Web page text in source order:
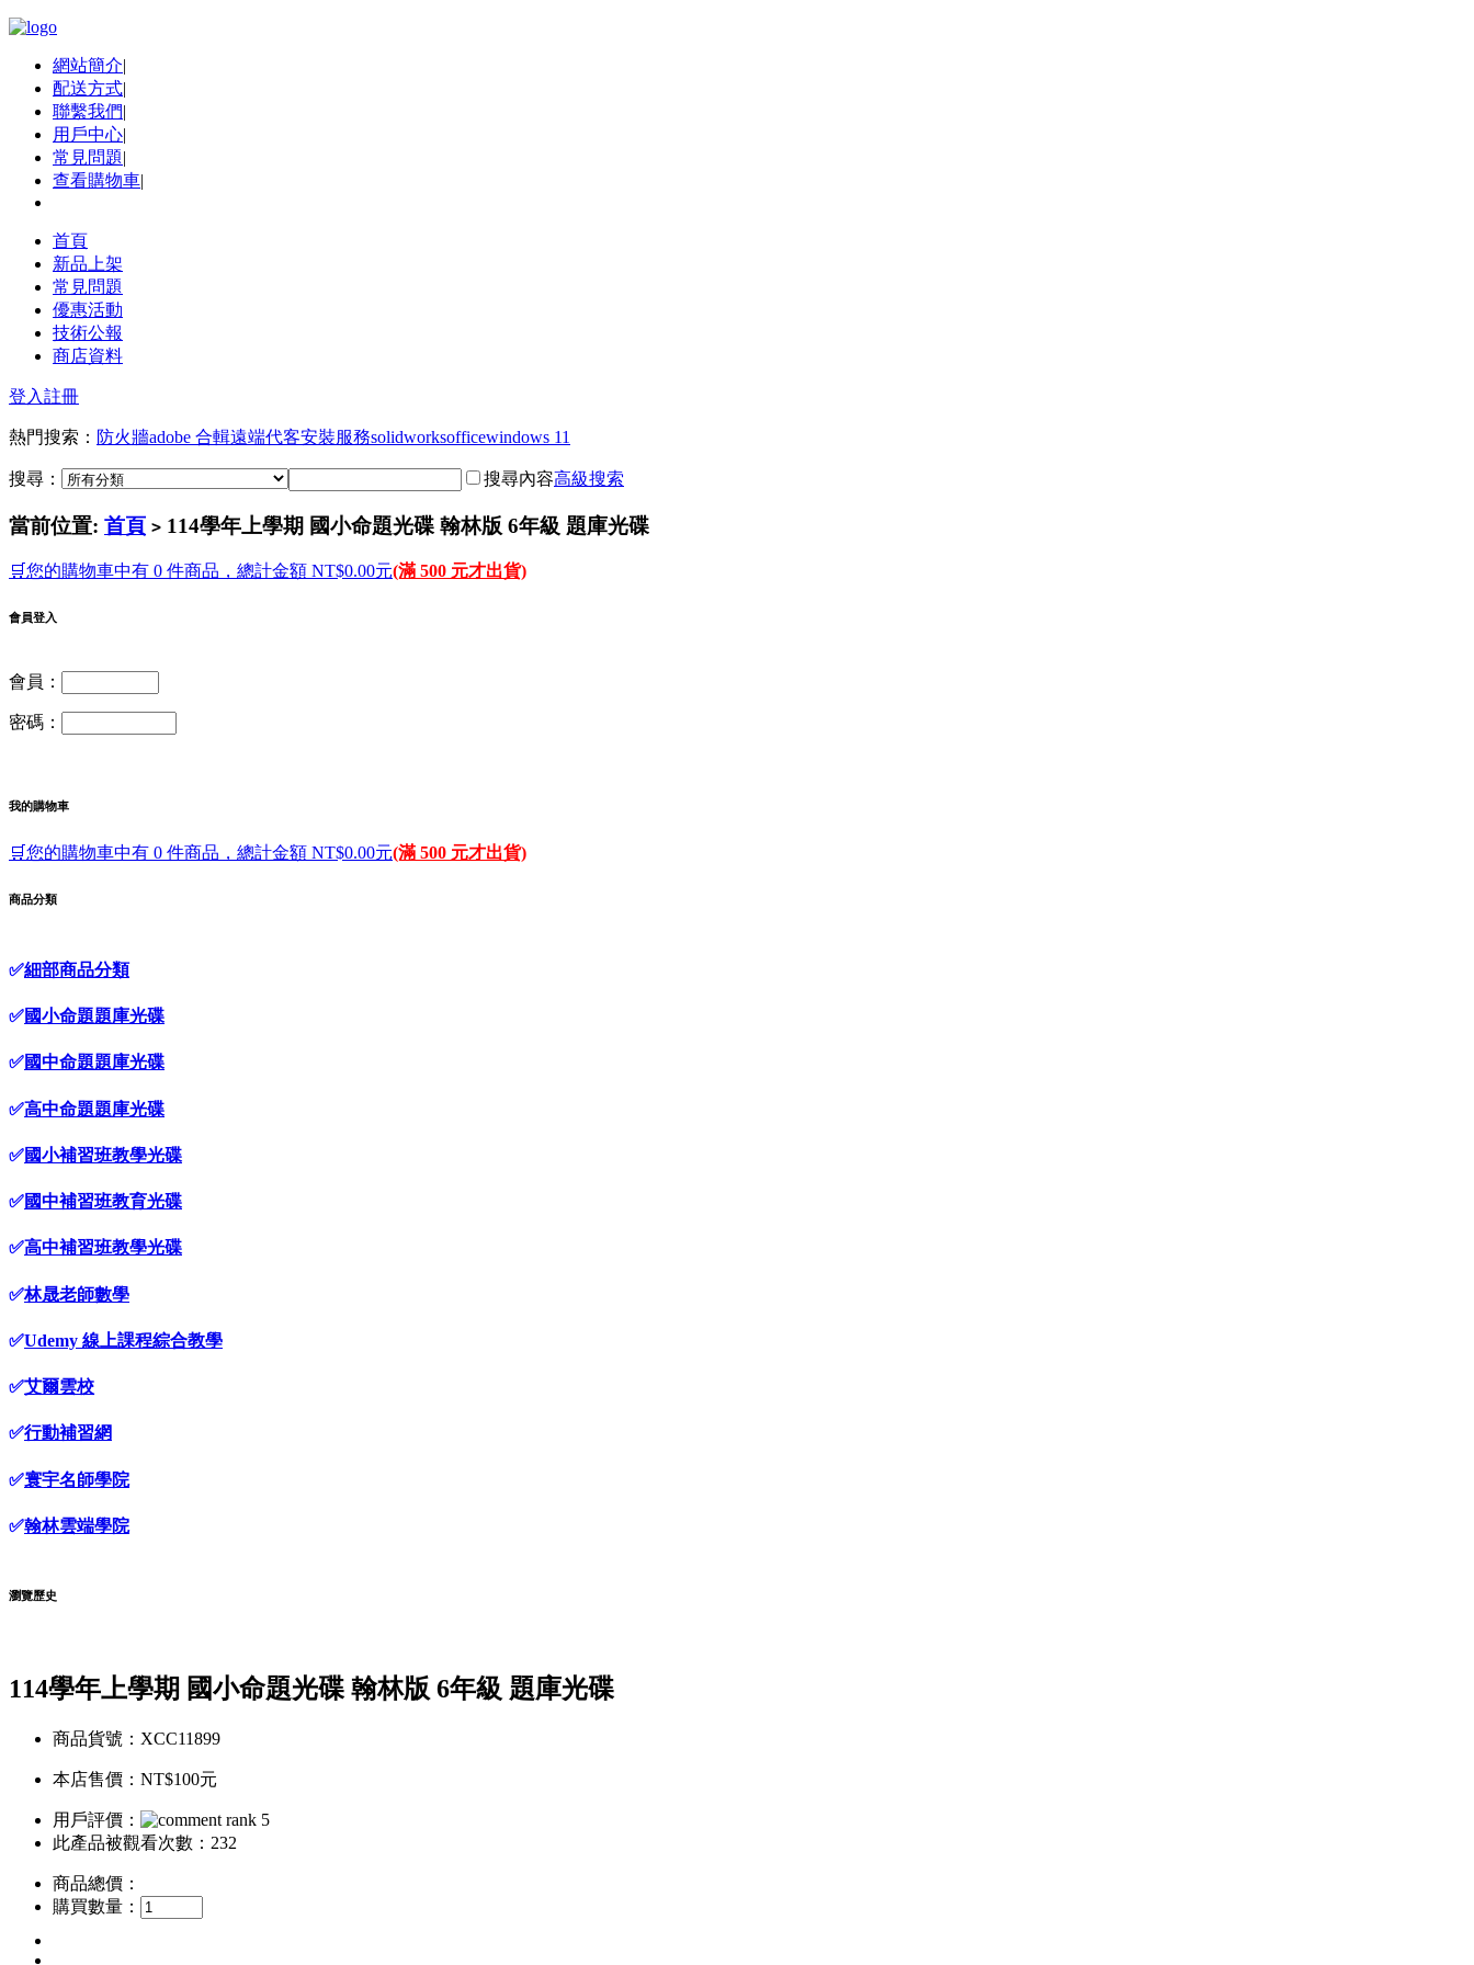
網站簡介|
配送方式|
聯繫我們|
用戶中心|
常見問題|
查看購物車|
首頁
新品上架
常見問題
優惠活動
技術公報
商店資料
登入註冊
熱門搜索： 防火牆adobe 合輯遠端代客安裝服務solidworksofficewindows 11
搜尋： 搜尋內容高級搜索
當前位置: 首頁 > 114學年上學期 國小命題光碟 翰林版 6年級 題庫光碟
🛒您的購物車中有 0 件商品，總計金額 NT$0.00元(滿 500 元才出貨)
會員登入
會員：
密碼：
我的購物車
🛒您的購物車中有 0 件商品，總計金額 NT$0.00元(滿 500 元才出貨)
商品分類
✅細部商品分類
✅國小命題題庫光碟
✅國中命題題庫光碟
✅高中命題題庫光碟
✅國小補習班教學光碟
✅國中補習班教育光碟
✅高中補習班教學光碟
✅林晟老師數學
✅Udemy 線上課程綜合教學
✅艾爾雲校
✅行動補習網
✅寰宇名師學院
✅翰林雲端學院
瀏覽歷史
114學年上學期 國小命題光碟 翰林版 6年級 題庫光碟
商品貨號：XCC11899
本店售價： NT$100元
用戶評價：
此產品被觀看次數：232
商品總價：
購買數量：